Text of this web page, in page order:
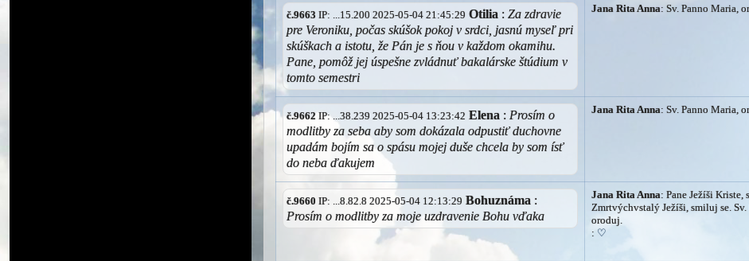
č.9663 IP: ...15.200 2025-05-04 21:45:29 Otilia :Za zdravie
pre Veroniku, počas skúšok pokoj v srdci, jasnú myseľ pri
skúškach a istotu, že Pán je s ňou v každom okamihu.
Pane, pomôž jej úspešne zvládnuť bakalárske štúdium v
tomto semestri
Jana Rita Anna: Sv. Panno Maria,
č.9662 IP: ...38.239 2025-05-04 13:23:42 Elena : Prosím o
modlitby za seba aby som dokázala odpustiť duchovne
upadám bojím sa o spásu mojej duše chcela by som ísť
do neba ďakujem
Jana Rita Anna: Sv. Panno Maria,
č.9660 IP: ...8.82.8 2025-05-04 12:13:29 Bohuznáma :
Prosím o modlitby za moje uzdravenie Bohu vďaka
Jana Rita Anna: Pane Ježíši Kriste,
Zmrtvýchvstalý Ježíši, smiluj se.
oroduj.
: ♡